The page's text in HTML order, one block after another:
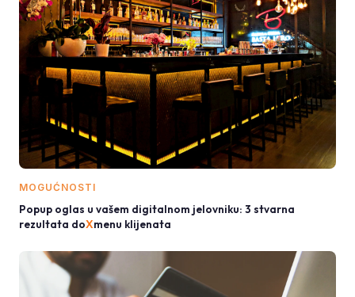
MOGUĆNOSTI
Popup oglas u vašem digitalnom jelovniku: 3 stvarna
rezultata doXmenu klijenata